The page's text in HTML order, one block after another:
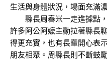
生活與身體狀況，場面充滿
縣長周春米一走進據點，
許多阿公阿嬤主動拉著縣長
得更充實，也有長輩開心表
朋友相聚。周縣長則不斷鼓